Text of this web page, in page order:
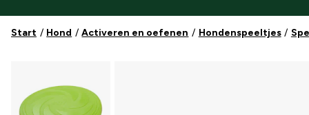
Start Hond Activeren en oefenen Hondenspeeltjes